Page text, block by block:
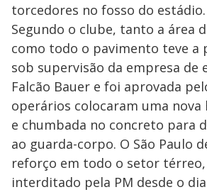
torcedores no fosso do estádio.
Segundo o clube, tanto a área
como todo o pavimento teve a
sob supervisão da empresa de
Falcão Bauer e foi aprovada
operários colocaram uma nova
e chumbada no concreto para
ao guarda-corpo. O São Paulo
reforço em todo o setor
interditado pela PM desde o dia